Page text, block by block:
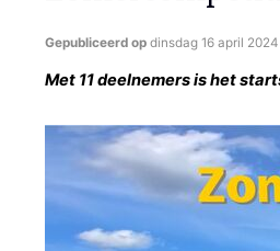
Gepubliceerd op dinsdag 16 april
Met 11 deelnemers is het